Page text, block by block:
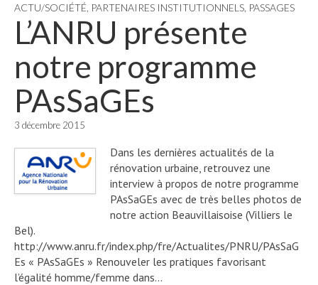
ACTU/SOCIÉTÉ PARTENAIRES INSTITUTIONNELS PASSAGES
L’ANRU présente
notre programme
PAsSaGEs
3 décembre 2015
Dans les dernières actualités de la
rénovation urbaine, retrouvez une
interview à propos de notre programme
PAsSaGEs avec de très belles photos de
notre action Beauvillaisoise (Villiers le
Bel).
http://www.anru.fr/index.php/fre/Actualites/PNRU/PAsSaG
Es « PAsSaGEs » Renouveler les pratiques favorisant
l’égalité homme/femme dans…